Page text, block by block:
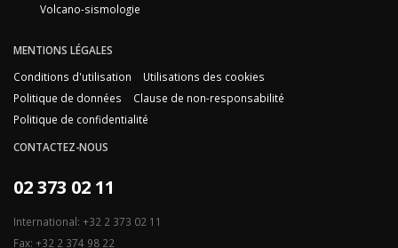
Volcano-sismologie
MENTIONS LÉGALES
Conditions d'utilisation
Utilisations des cookies
Politique de données
Clause de non-responsabilité
Politique de confidentialité
CONTACTEZ-NOUS
02 373 02 11
International: +32 2 373 02 11
Fax: +32 2 374 98 22